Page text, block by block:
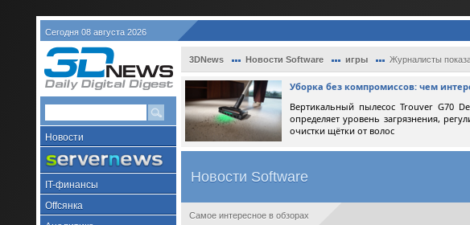
Сегодня 08 августа 2026
Новости
IT-финансы
Offсянка
3DNews Новости Software игры Журналисты
Уборка без компромиссов: чем
Вертикальный пылесос Trouver G70
определяет уровень загрязнения,
очистки щётки от волос
Новости Software
Самое интересное в обзорах